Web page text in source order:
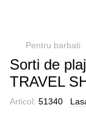
Pentru barbati
Sorti de
TRAVEL
Articol: 51340